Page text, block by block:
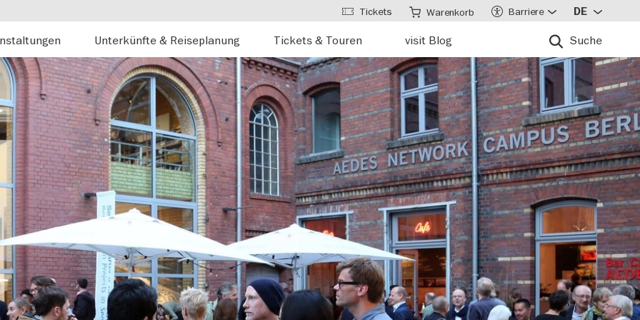
Unterkünfte & Reiseplanung Tickets & Touren visit Blog Suche
Tickets Warenkorb Barriere DE